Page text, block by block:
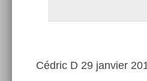
Cédric D 29 janvier